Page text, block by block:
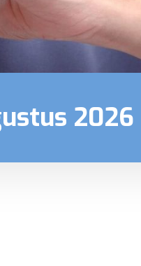
2026